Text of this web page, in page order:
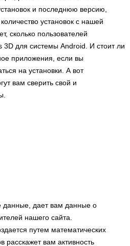
и последнюю версию,
установок с нашей
сколько пользователей
3D для системы Android. И стоит ли
приложения, если вы
на установки. А вот
вам сверить свой и
данные, дает вам данные о
нашего сайта.
путем математических
расскажет вам активность